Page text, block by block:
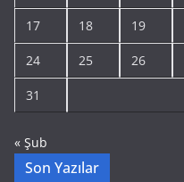
17 18 19
24 25 26
31
« Şub
Son Yazılar